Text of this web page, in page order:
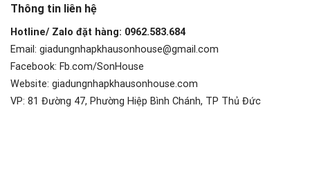
Thông tin liên hệ
Hotline/ Zalo đặt hàng: 0962.583.684
Email: giadungnhapkhausonhouse@gmail.com
Facebook: Fb.com/SonHouse
Website: giadungnhapkhausonhouse.com
VP: 81 Đường 47, Phường Hiệp Bình Chánh, TP Thủ Đức